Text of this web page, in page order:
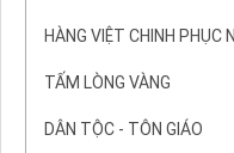
HÀNG VIỆT CHINH PHỤC
TẤM LÒNG VÀNG
DÂN TỘC - TÔN GIÁO